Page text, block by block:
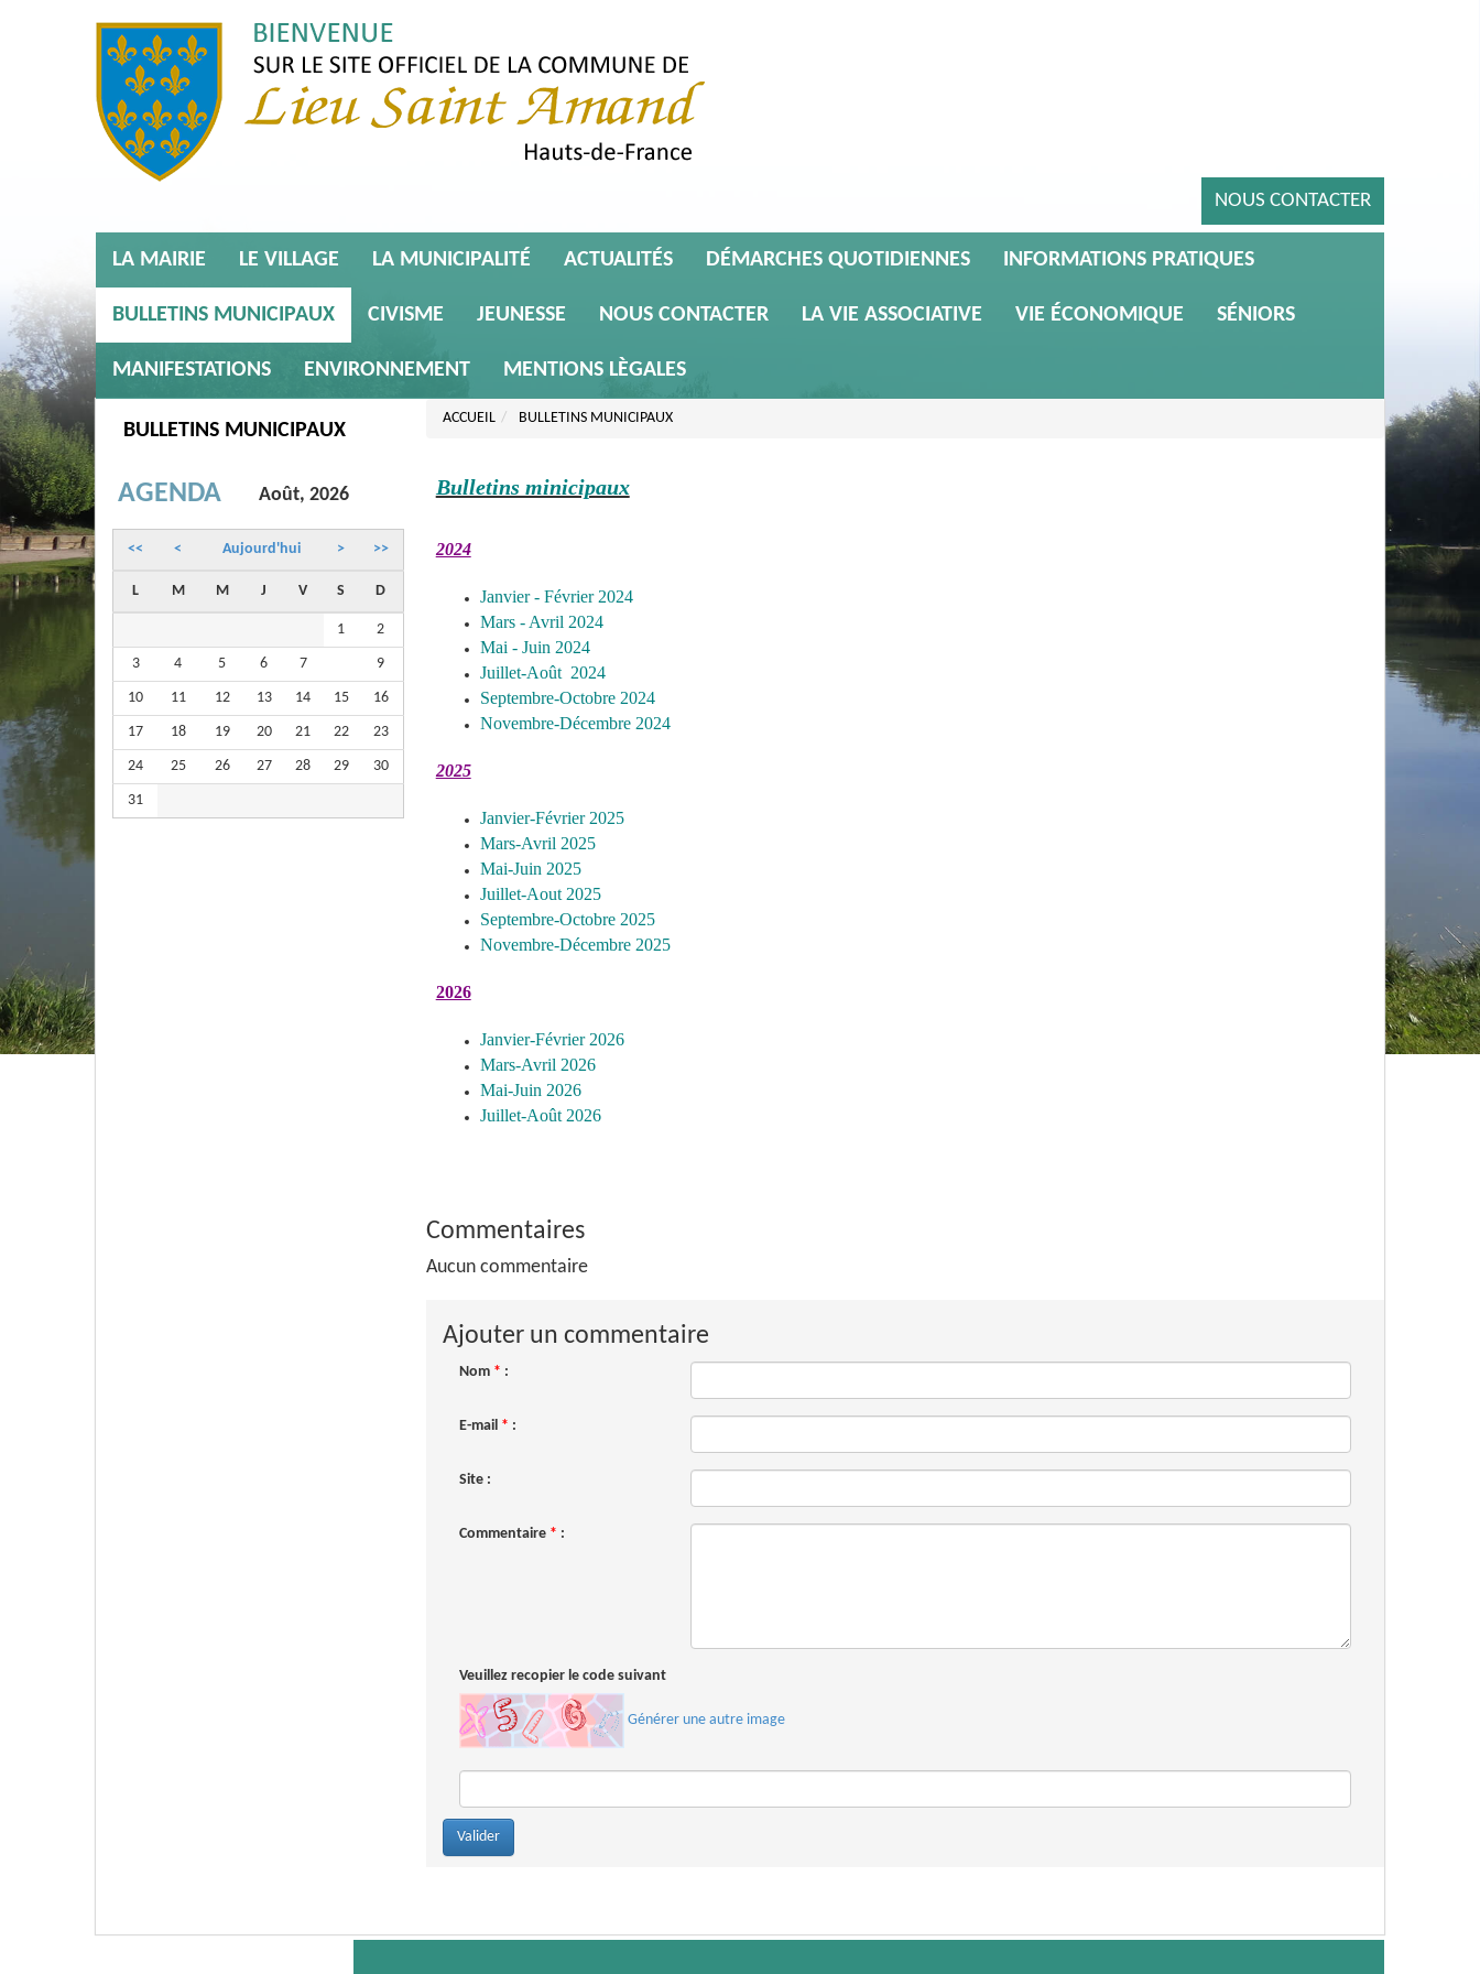
NOUS CONTACTER
LA MAIRIE LE VILLAGE LA MUNICIPALITÉ ACTUALITÉS DÉMARCHES QUOTIDIENNES INFORMATIONS PRATIQUES
BULLETINS MUNICIPAUX CIVISME JEUNESSE NOUS CONTACTER LA VIE ASSOCIATIVE VIE ÉCONOMIQUE SÉNIORS
MANIFESTATIONS ENVIRONNEMENT MENTIONS LÈGALES
BULLETINS MUNICIPAUX
AGENDA Août, 2026
<< < Aujourd'hui > >>
L M M J V S D
1 2
3 4 5 6 7 9
10 11 12 13 14 15 16
17 18 19 20 21 22 23
24 25 26 27 28 29 30
31
ACCUEIL BULLETINS MUNICIPAUX
Bulletins minicipaux
2024
Janvier - Février2024
Mars - Avril 2024
Mai - Juin 2024
Juillet-Août 2024
Septembre-Octobre2024
Novembre-Décembre 2024
2025
Janvier-Février 2025
Mars-Avril 2025
Mai-Juin 2025
Juillet-Aout 2025
Septembre-Octobre 2025
Novembre-Décembre 2025
2026
Janvier-Février 2026
Mars-Avril 2026
Mai-Juin 2026
Juillet-Août 2026
Commentaires
Aucun commentaire
Ajouter un commentaire
Nom * :
E-mail * :
Site :
Commentaire * :
Veuillez recopier le code suivant
Générer une autre image